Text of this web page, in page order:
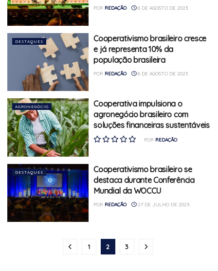
POR REDAÇÃO 8 DE AGOSTO DE 2023
DESTAQUES
Cooperativismo brasileiro cresce
e já representa 10% da
população brasileira
POR REDAÇÃO 8 DE AGOSTO DE 2023
AGRONEGÓCIO
Cooperativa impulsiona o
agronegócio brasileiro com
soluções financeiras sustentáveis
POR REDAÇÃO
DESTAQUES
Cooperativismo brasileiro se
destaca durante Conferência
Mundial da WOCCU
POR REDAÇÃO 27 DE JULHO DE 2023
1 2 3